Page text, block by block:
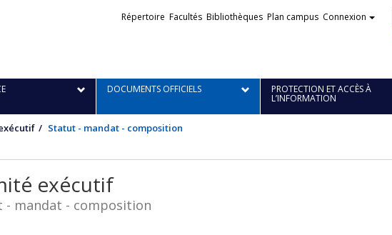
Liens
Répertoire Facultés Bibliothèques Plan campus Connexion
DOCUMENTS OFFICIELS PROTECTION ET ACCÈS À
L’INFORMATION
Statut - mandat - composition
exécutif
- mandat - composition